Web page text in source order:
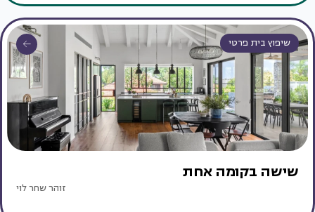
שיפוץ בית פרטי
שישה בקומה אחת
זוהר שחר לוי